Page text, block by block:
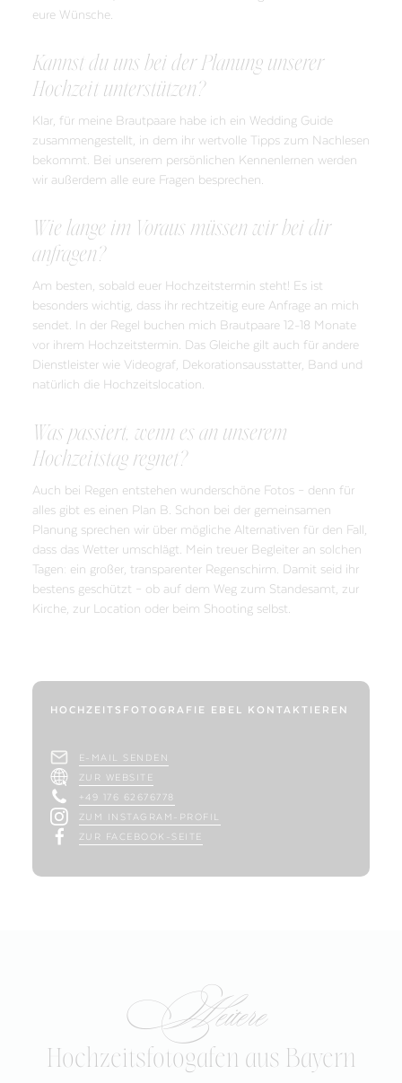
eure Wünsche.
Kannst du uns bei der Planung unserer
Hochzeit unterstützen?
Klar, für meine Brautpaare habe ich ein Wedding Guide
zusammengestellt, in dem ihr wertvolle Tipps zum Nachlesen
bekommt. Bei unserem persönlichen Kennenlernen werden
wir außerdem alle eure Fragen besprechen.
Wie lange im Voraus müssen wir bei dir
anfragen?
Am besten, sobald euer Hochzeitstermin steht! Es ist
besonders wichtig, dass ihr rechtzeitig eure Anfrage an mich
sendet. In der Regel buchen mich Brautpaare 12-18 Monate
vor ihrem Hochzeitstermin. Das Gleiche gilt auch für andere
Dienstleister wie Videograf, Dekorationsausstatter, Band und
natürlich die Hochzeitslocation.
Was passiert, wenn es an unserem
Hochzeitstag regnet?
Auch bei Regen entstehen wunderschöne Fotos – denn für
alles gibt es einen Plan B. Schon bei der gemeinsamen
Planung sprechen wir über mögliche Alternativen für den Fall,
dass das Wetter umschlägt. Mein treuer Begleiter an solchen
Tagen: ein großer, transparenter Regenschirm. Damit seid ihr
bestens geschützt – ob auf dem Weg zum Standesamt, zur
Kirche, zur Location oder beim Shooting selbst.
HOCHZEITSFOTOGRAFIE EBEL KONTAKTIEREN
E-MAIL SENDEN
ZUR WEBSITE
+49 176 62676778
ZUM INSTAGRAM-PROFIL
ZUR FACEBOOK-SEITE
Weitere
Hochzeitsfotogafen aus Bayern